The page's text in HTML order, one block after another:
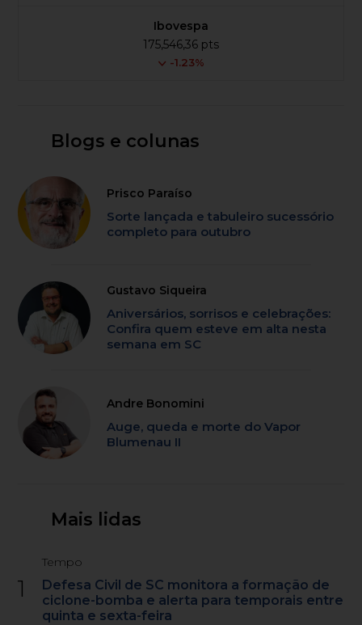
Ibovespa
175,546,36 pts
-1.23%
Blogs e colunas
Prisco Paraíso
Sorte lançada e tabuleiro sucessório
completo para outubro
Gustavo Siqueira
Aniversários, sorrisos e celebrações:
Confira quem esteve em alta nesta
semana em SC
Andre Bonomini
Auge, queda e morte do Vapor
Blumenau II
Mais lidas
1
Tempo
Defesa Civil de SC monitora a formação de
ciclone-bomba e alerta para temporais entre
quinta e sexta-feira